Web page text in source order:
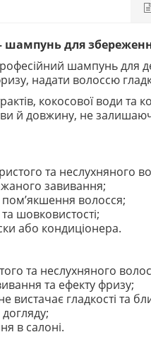
для
шампунь для
надати волоссю
кокосової води та
довжину, не залишаючи
та неслухняного
завивання;
волосся;
шовковистості;
або кондиціонера.
та неслухняного
та ефекту фризу;
вистачає гладкості та
в салоні.